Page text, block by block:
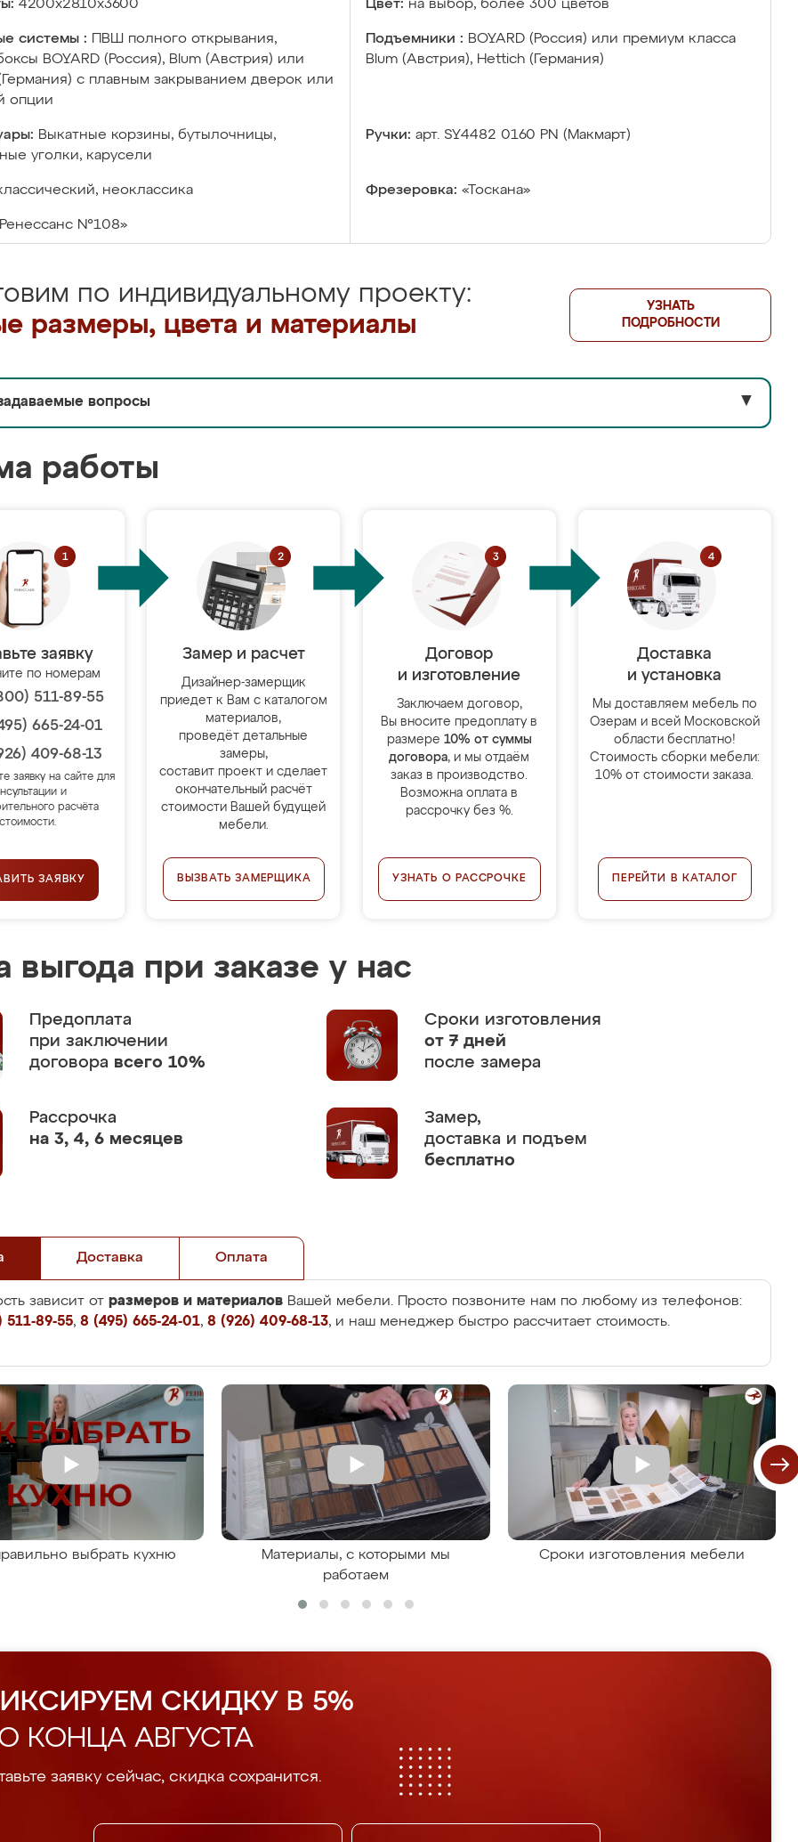
4200х2810х3600 Цвет: на выбор, более 300 цветов
системы :
ПВШ полного открывания,
BOYARD (Россия), Blum (Австрия) или
с плавным закрыванием дверок или
опции
Подъемники : BOYARD (Россия) или премиум класса
Blum (Австрия), Hettich (Германия)
Выкатные корзины, бутылочницы,
уголки, карусели
Ручки: арт. SY4482 0160 PN (Макмарт)
неоклассика Фрезеровка: «Тоскана»
№108»
по индивидуальному проекту:
размеры, цвета и материалы
УЗНАТЬ
ПОДРОБНОСТИ
вопросы ▼
работы
заявку
по номерам
511-89-55
665-24-01
409-68-13
заявку на сайте для
и
расчёта
стоимости.
ЗАЯВКУ
Замер и расчет
Дизайнер-замерщик
приедет к Вам с каталогом
материалов,
проведёт детальные
замеры,
составит проект и сделает
окончательный расчёт
стоимости Вашей будущей
мебели.
ВЫЗВАТЬ ЗАМЕРЩИКА
Договор
и изготовление
Заключаем договор,
Вы вносите предоплату в
размере 10% от суммы
договора, и мы отдаём
заказ в производство.
Возможна оплата в
рассрочку без %.
УЗНАТЬ О РАССРОЧКЕ
Доставка
и установка
Мы доставляем мебель по
Озерам и всей Московской
области бесплатно!
Стоимость сборки мебели:
10% от стоимости заказа.
ПЕРЕЙТИ В КАТАЛОГ
выгода при заказе у нас
Предоплата
при заключении
договора всего 10%
Сроки изготовления
от 7 дней
после замера
Рассрочка
на 3, 4, 6 месяцев
Замер,
доставка и подъем
бесплатно
Доставка Оплата
зависит от размеров и материалов Вашей мебели. Просто позвоните нам по любому из телефонов:
89-55, 8 (495) 665-24-01, 8 (926) 409-68-13, и наш менеджер быстро рассчитает стоимость.
выбрать кухню
Материалы, с которыми мы
работаем
Сроки изготовления мебели
СКИДКУ В 5%
КОНЦА АВГУСТА
заявку сейчас, скидка сохранится.